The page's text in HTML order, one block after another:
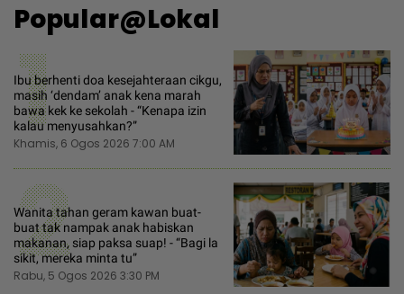
Popular@Lokal
1
Ibu berhenti doa kesejahteraan cikgu,
masih ‘dendam’ anak kena marah
bawa kek ke sekolah - “Kenapa izin
kalau menyusahkan?”
Khamis, 6 Ogos 2026 7:00 AM
2
Wanita tahan geram kawan buat-
buat tak nampak anak habiskan
makanan, siap paksa suap! - “Bagi la
sikit, mereka minta tu”
Rabu, 5 Ogos 2026 3:30 PM